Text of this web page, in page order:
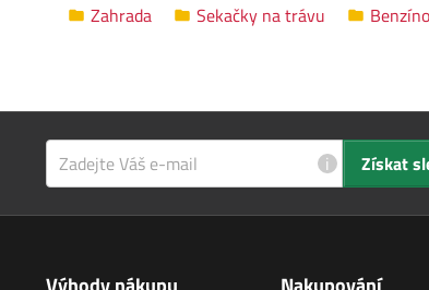
Zahrada Sekačky na trávu
i Získat